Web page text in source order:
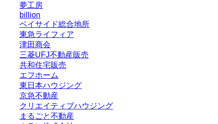
夢工房
billion
ベイサイド総合地所
東急ライフィア
津田商会
三菱UFJ不動産販売
共和住宅販売
エフホーム
東日本ハウジング
京急不動産
クリエイティブハウジング
まるごと不動産